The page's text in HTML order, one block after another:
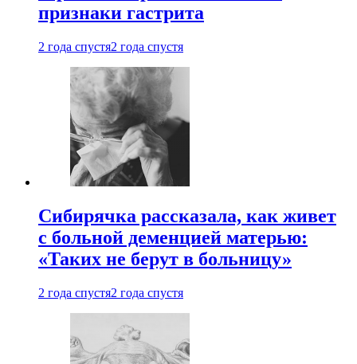
признаки гастрита
2 года спустя2 года спустя
Сибирячка рассказала, как живет
с больной деменцией матерью:
«Таких не берут в больницу»
2 года спустя2 года спустя